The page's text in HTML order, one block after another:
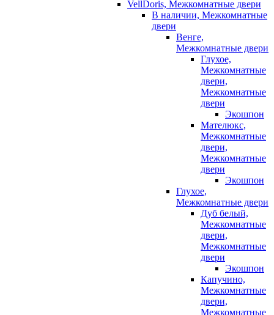
VellDoris, Межкомнатные двери
В наличии, Межкомнатные
двери
Венге,
Межкомнатные двери
Глухое,
Межкомнатные
двери,
Межкомнатные
двери
Экошпон
Мателюкс,
Межкомнатные
двери,
Межкомнатные
двери
Экошпон
Глухое,
Межкомнатные двери
Дуб белый,
Межкомнатные
двери,
Межкомнатные
двери
Экошпон
Капучино,
Межкомнатные
двери,
Межкомнатные